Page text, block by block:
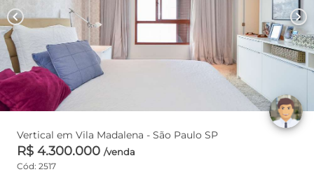
chevron_left chevron_right
Vertical em Vila Madalena - São Paulo SP
R$ 4.300.000 /venda
Cód: 2517